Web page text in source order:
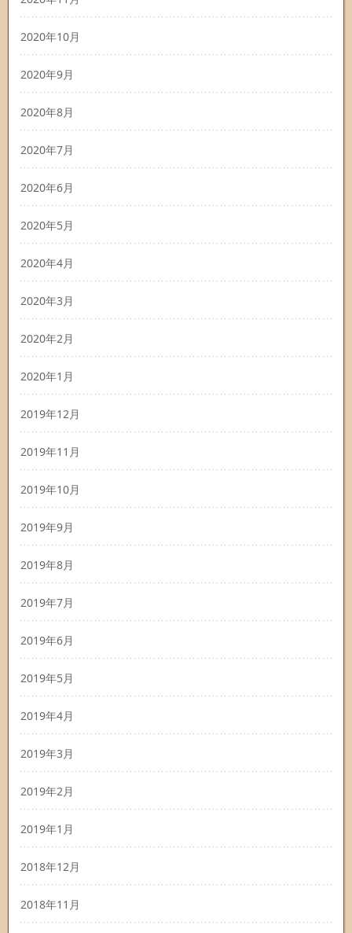
2020年10月
2020年9月
2020年8月
2020年7月
2020年6月
2020年5月
2020年4月
2020年3月
2020年2月
2020年1月
2019年12月
2019年11月
2019年10月
2019年9月
2019年8月
2019年7月
2019年6月
2019年5月
2019年4月
2019年3月
2019年2月
2019年1月
2018年12月
2018年11月